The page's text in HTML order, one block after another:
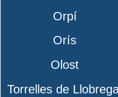
Orpí
Orís
Olost
Torrelles de